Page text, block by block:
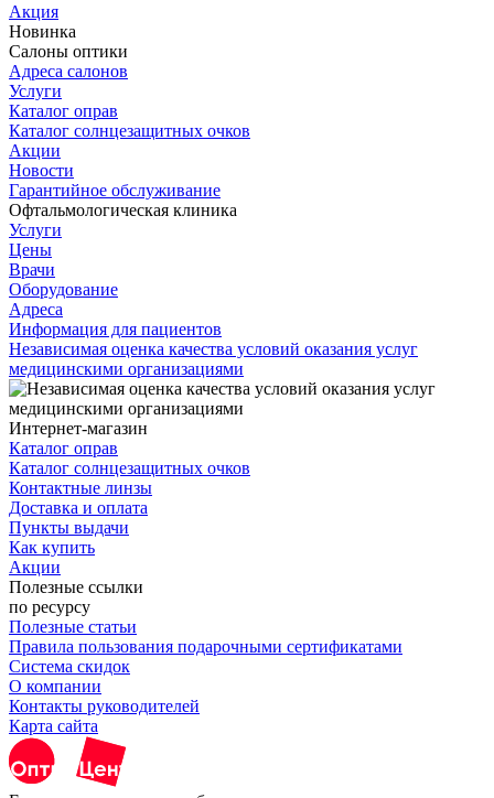
Акция
Новинка
Салоны оптики
Адреса салонов
Услуги
Каталог оправ
Каталог солнцезащитных очков
Акции
Новости
Гарантийное обслуживание
Офтальмологическая клиника
Услуги
Цены
Врачи
Оборудование
Адреса
Информация для пациентов
Независимая оценка качества условий оказания услуг
медицинскими организациями
Интернет-магазин
Каталог оправ
Каталог солнцезащитных очков
Контактные линзы
Доставка и оплата
Пункты выдачи
Как купить
Акции
Полезные ссылки
по ресурсу
Полезные статьи
Правила пользования подарочными сертификатами
Система скидок
О компании
Контакты руководителей
Карта сайта